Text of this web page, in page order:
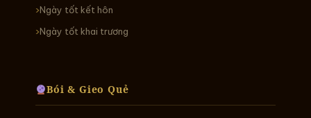
Ngày tốt kết hôn
Ngày tốt khai trương
Bói & Gieo Quẻ